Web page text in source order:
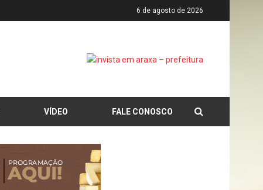
6 de agosto de 2026
VÍDEO FALE CONOSCO